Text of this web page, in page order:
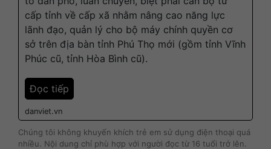
cấp tỉnh về cấp xã nhằm nâng cao năng lực
lãnh đạo, quản lý cho bộ máy chính quyền cơ
sở trên địa bàn tỉnh Phú Thọ mới (gồm tỉnh Vĩnh
Phúc cũ, tỉnh Hòa Bình cũ).
Đọc tiếp
danviet.vn
Chúng tôi không khuyến khích trẻ em sử dụng điện thoại quá
nhiều. Nội dung chỉ phù hợp với người đọc từ 16 tuổi trở lên.